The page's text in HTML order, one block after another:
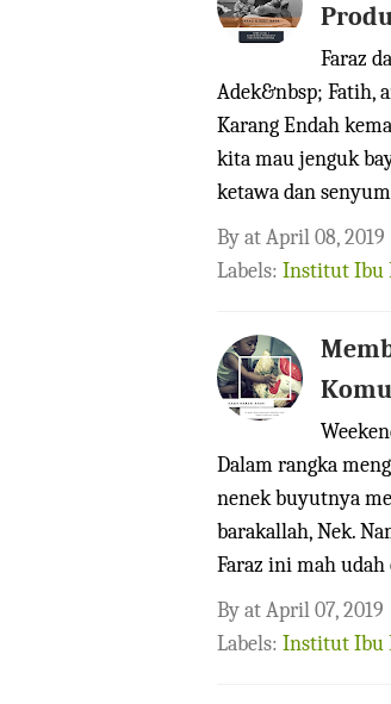
Faraz
Adek&nbsp; Fatih,
Karang Endah
kita mau jenguk
ketawa dan
ByatApril 08, 2019
Labels: Institut Ibu
Dalam rangka
nenek buyutnya
barakallah, Nek.
Faraz ini mah
ByatApril 07, 2019
Labels: Institut Ibu